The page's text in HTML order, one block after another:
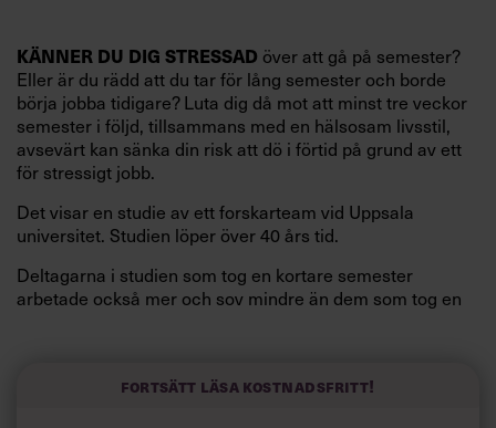
KÄNNER DU DIG STRESSAD över att gå på semester?
Eller är du rädd att du tar för lång semester och borde
börja jobba tidigare? Luta dig då mot att minst tre veckor
semester i följd, tillsammans med en hälsosam livsstil,
avsevärt kan sänka din risk att dö i förtid på grund av ett
för stressigt jobb.
Det visar en studie av ett forskarteam vid Uppsala
universitet. Studien löper över 40 års tid.
Deltagarna i studien som tog en kortare semester
arbetade också mer och sov mindre än dem som tog en
Forskarna tror sig dessutom kunna uttyda att en längre
Fortsätt läsa kostnadsfritt!